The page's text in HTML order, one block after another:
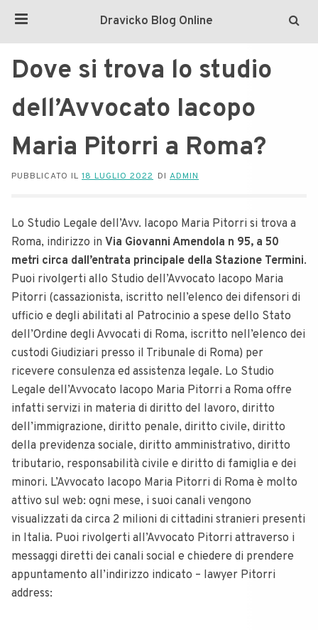
Dravicko Blog Online
Dove si trova lo studio
dell’Avvocato Iacopo
Maria Pitorri a Roma?
PUBBLICATO IL 18 LUGLIO 2022 DI ADMIN
Lo Studio Legale dell’Avv. Iacopo Maria Pitorri si trova a
Roma, indirizzo in Via Giovanni Amendola n 95, a 50
metri circa dall’entrata principale della Stazione Termini.
Puoi rivolgerti allo Studio dell’Avvocato Iacopo Maria
Pitorri (cassazionista, iscritto nell’elenco dei difensori di
ufficio e degli abilitati al Patrocinio a spese dello Stato
dell’Ordine degli Avvocati di Roma, iscritto nell’elenco dei
custodi Giudiziari presso il Tribunale di Roma) per
ricevere consulenza ed assistenza legale. Lo Studio
Legale dell’Avvocato Iacopo Maria Pitorri a Roma offre
infatti servizi in materia di diritto del lavoro, diritto
dell’immigrazione, diritto penale, diritto civile, diritto
della previdenza sociale, diritto amministrativo, diritto
tributario, responsabilità civile e diritto di famiglia e dei
minori. L’Avvocato Iacopo Maria Pitorri di Roma è molto
attivo sul web: ogni mese, i suoi canali vengono
visualizzati da circa 2 milioni di cittadini stranieri presenti
in Italia. Puoi rivolgerti all’Avvocato Pitorri attraverso i
messaggi diretti dei canali social e chiedere di prendere
appuntamento all’indirizzo indicato – lawyer Pitorri
address: